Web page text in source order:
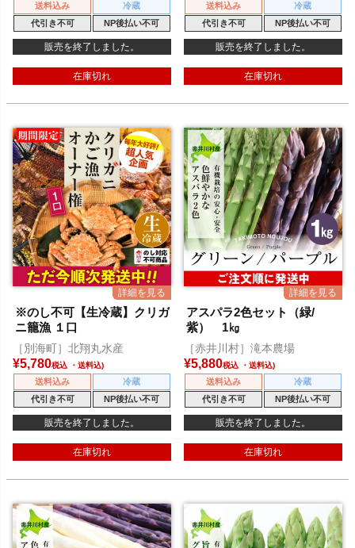
送料込み
冷蔵
代引き不可
NP後払い不可
販売を終了しました。
在庫切れ
送料込み
冷蔵
代引き不可
NP後払い不可
販売を終了しました。
在庫切れ
※のし不可【生冷蔵】クリガ
ニ籠漁 １口
［別海町］北翔丸水産
¥5,780税込
送料込み
冷蔵
代引き不可
NP後払い不可
販売を終了しました。
在庫切れ
アスパラ2色セット（緑/
紫） 1㎏
［赤井川村］滝本農場
¥5,880税込
送料込み
冷蔵
代引き不可
NP後払い不可
販売を終了しました。
在庫切れ